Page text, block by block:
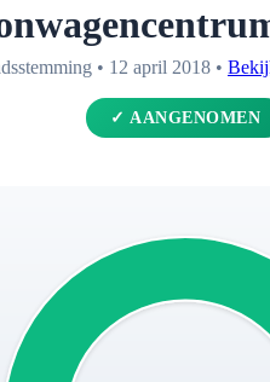
• 12 april 2018 •
✓ AANGENOMEN